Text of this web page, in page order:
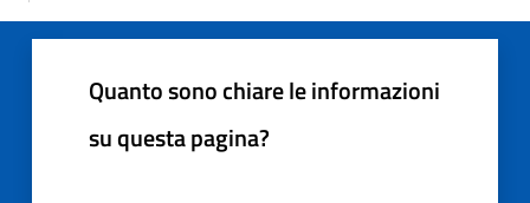
Quanto sono chiare le informazioni
su questa pagina?